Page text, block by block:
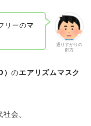
通りすがりの
御方
リーのマ
）のエアリズムマスク
会。